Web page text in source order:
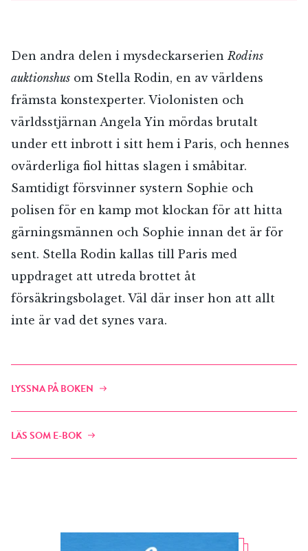
Den andra delen i mysdeckarserienRodins
auktionshus om Stella Rodin, en av världens
främsta konstexperter. Violonisten och
världsstjärnan Angela Yin mördas brutalt
under ett inbrott i sitt hem i Paris, och hennes
ovärderliga fiol hittas slagen i småbitar.
Samtidigt försvinner systern Sophie och
polisen för en kamp mot klockan för att hitta
gärningsmännen och Sophie innan det är för
sent. Stella Rodin kallas till Paris med
uppdraget att utreda brottet åt
försäkringsbolaget. Väl där inser hon att allt
inte är vad det synes vara.
LYSSNA PÅ BOKEN
LÄS SOM E-BOK